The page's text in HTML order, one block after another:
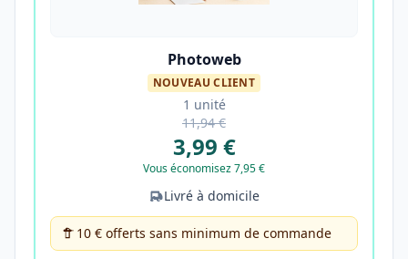
Photoweb
NOUVEAU CLIENT
1 unité
11,94 €
3,99 €
Vous économisez 7,95 €
Livré à domicile
10 € offerts sans minimum de commande